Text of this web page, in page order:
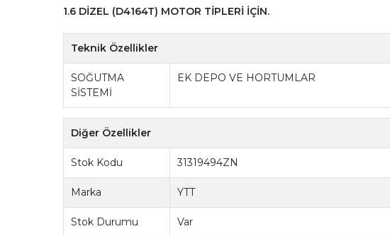
1.6 DİZEL (D4164T) MOTOR TİPLERİ İÇİN.
Teknik Özellikler
SOĞUTMA
SİSTEMİ
EK DEPO VE HORTUMLAR
Diğer Özellikler
Stok Kodu 31319494ZN
Marka YTT
Stok Durumu Var